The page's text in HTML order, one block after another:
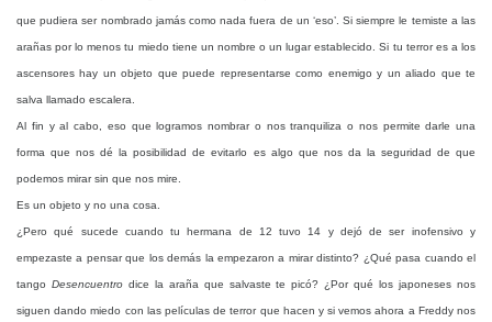
que pudiera ser nombrado jamás como nada fuera de un ‘eso’. Si siempre le temiste a las
arañas por lo menos tu miedo tiene un nombre o un lugar establecido. Si tu terror es a los
ascensores hay un objeto que puede representarse como enemigo y un aliado que te
salva llamado escalera.
Al fin y al cabo, eso que logramos nombrar o nos tranquiliza o nos permite darle una
forma que nos dé la posibilidad de evitarlo es algo que nos da la seguridad de que
podemos mirar sin que nos mire.
Es un objeto y no una cosa.
¿Pero qué sucede cuando tu hermana de 12 tuvo 14 y dejó de ser inofensivo y
empezaste a pensar que los demás la empezaron a mirar distinto? ¿Qué pasa cuando el
tango Desencuentrodice la araña que salvaste te picó? ¿Por qué los japoneses nos
siguen dando miedo con las películas de terror que hacen y si vemos ahora a Freddy nos